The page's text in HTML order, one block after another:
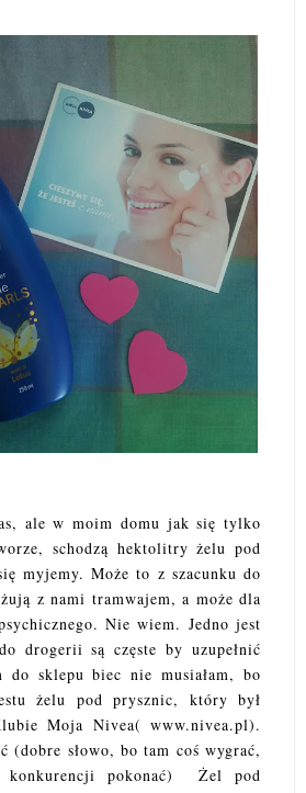
ale w moim domu jak się tylko
schodzą hektolitry żelu pod
myjemy. Może to z szacunku do
z nami tramwajem, a może dla
Nie wiem. Jedno jest
drogerii są częste by uzupełnić
do sklepu biec nie musiałam, bo
żelu pod prysznic, który był
Moja Nivea( www.nivea.pl).
(dobre słowo, bo tam coś wygrać,
pokonać) Żel pod